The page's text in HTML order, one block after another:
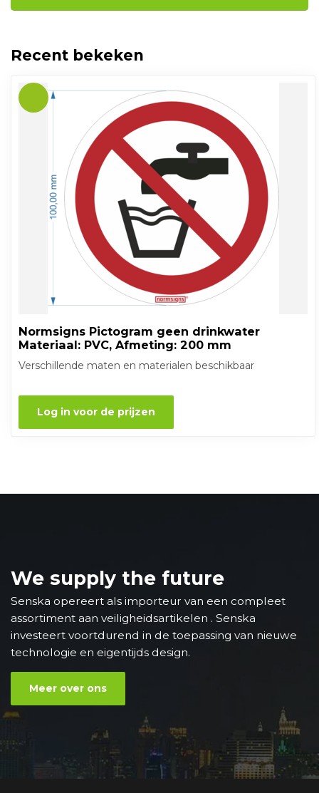
Recent bekeken
Normsigns Pictogram geen drinkwater
Materiaal: PVC, Afmeting: 200 mm
Verschillende maten en materialen beschikbaar
Log in voor de prijzen
We supply the future
Senska opereert als importeur van een compleet
assortiment aan veiligheidsartikelen . Senska
investeert voortdurend in de toepassing van nieuwe
technologie en eigentijds design.
Meer over ons